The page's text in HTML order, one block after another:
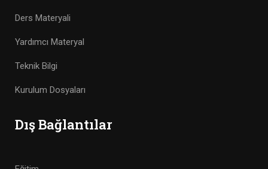
Ders Materyali
Yardımcı Materyal
Teknik Bilgi
Kurulum Dosyaları
Dış Bağlantılar